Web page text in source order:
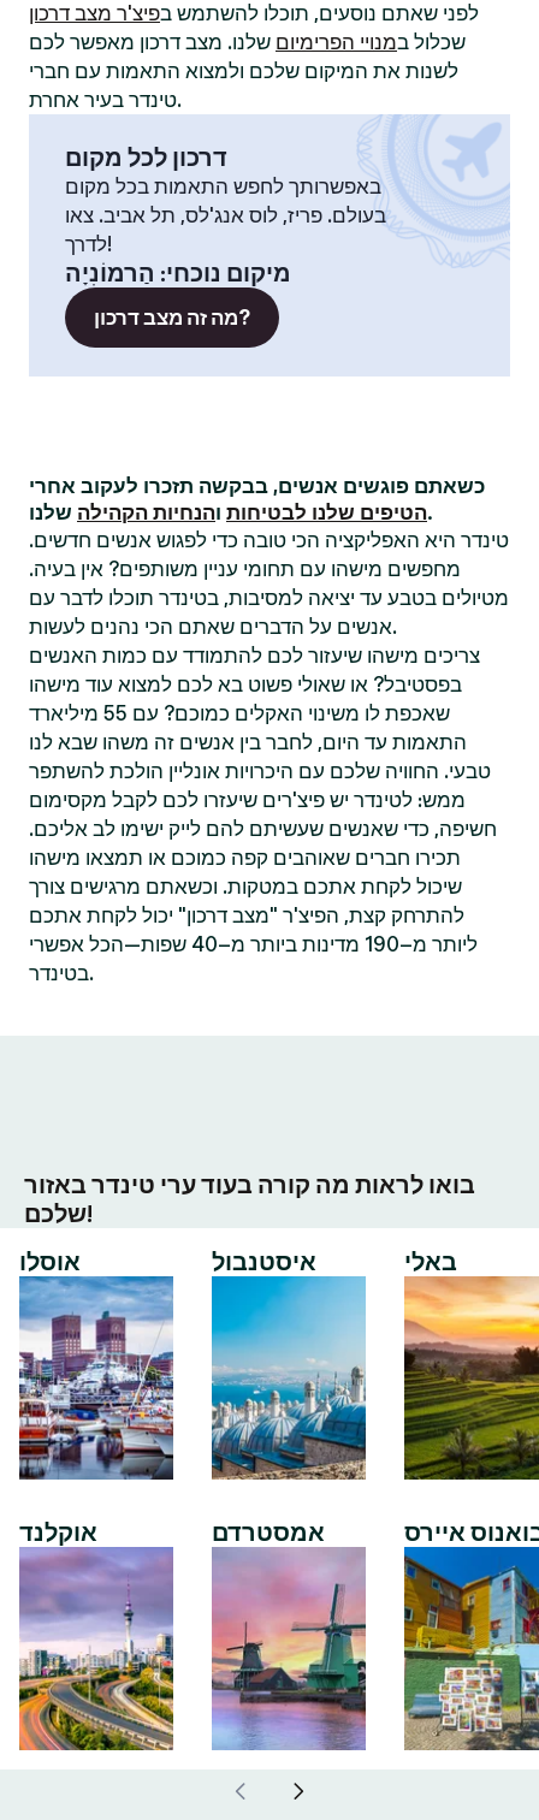
לפני שאתם נוסעים, תוכלו להשתמש בפיצ'ר מצב דרכון
שכלול במנויי הפרימיום שלנו. מצב דרכון מאפשר לכם
לשנות את המיקום שלכם ולמצוא התאמות עם חברי
טינדר בעיר אחרת.
דרכון לכל מקום
באפשרותך לחפש התאמות בכל מקום
בעולם. פריז, לוס אנג'לס, תל אביב. צאו
לדרך!
מיקום נוכחי: הַרמוֹנִיָה
מה זה מצב דרכון?
כשאתם פוגשים אנשים, בבקשה תזכרו לעקוב אחרי
הטיפים שלנו לבטיחות והנחיות הקהילה
שלנו.
טינדר היא האפליקציה הכי טובה כדי לפגוש אנשים חדשים.
מחפשים מישהו עם תחומי עניין משותפים? אין בעיה.
מטיולים בטבע עד יציאה למסיבות, בטינדר תוכלו לדבר עם
אנשים על הדברים שאתם הכי נהנים לעשות.
צריכים מישהו שיעזור לכם להתמודד עם כמות האנשים
בפסטיבל? או שאולי פשוט בא לכם למצוא עוד מישהו
שאכפת לו משינוי האקלים כמוכם? עם 55 מיליארד
התאמות עד היום, לחבר בין אנשים זה משהו שבא לנו
טבעי. החוויה שלכם עם היכרויות אונליין הולכת להשתפר
ממש: לטינדר יש פיצ'רים שיעזרו לכם לקבל מקסימום
חשיפה, כדי שאנשים שעשיתם להם לייק ישימו לב אליכם.
תכירו חברים שאוהבים קפה כמוכם או תמצאו מישהו
שיכול לקחת אתכם במטקות. וכשאתם מרגישים צורך
להתרחק קצת, הפיצ'ר "מצב דרכון" יכול לקחת אתכם
ליותר מ–190 מדינות ביותר מ–40 שפות—הכל אפשרי
בטינדר.
בואו לראות מה קורה בעוד ערי טינדר באזור
שלכם!
אוסלו
אוקלנד
איסטנבול
אמסטרדם
באלי
איירס